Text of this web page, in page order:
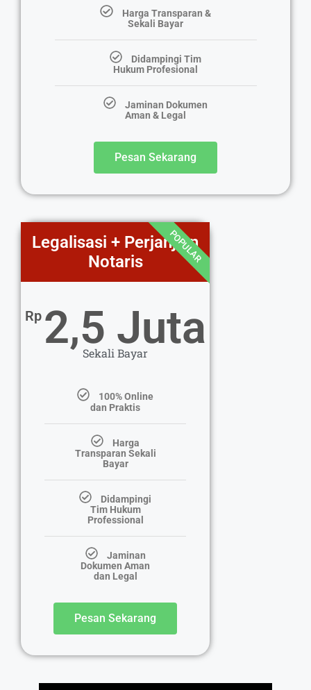
Harga Transparan &
Sekali Bayar
Didampingi Tim
Hukum Profesional
Jaminan Dokumen
Aman & Legal
Pesan Sekarang
Legalisasi + Perjanjian
Notaris
Rp 2,5 Juta
Sekali Bayar
100% Online
dan Praktis
Harga
Transparan Sekali
Bayar
Didampingi
Tim Hukum
Professional
Jaminan
Dokumen Aman
dan Legal
Pesan Sekarang
POPULAR